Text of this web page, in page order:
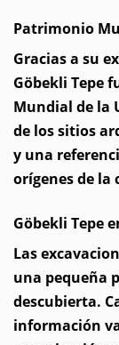
Patrimonio
Gracias a su
Göbekli Tepe
Mundial de la
de los sitios
y una
orígenes de la
Göbekli Tepe
Las
una pequeña
descubierta.
información